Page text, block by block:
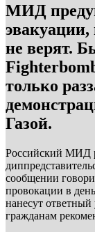
МИД
эвакуации,
не верят.
только
Газой.
Российский МИД
сообщении
провокации в
нанесут
гражданам